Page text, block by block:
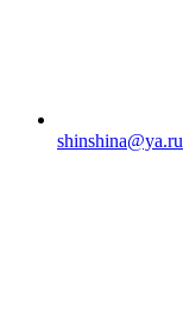
shinshina@ya.ru